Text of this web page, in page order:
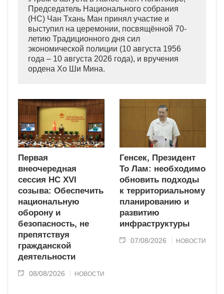
Председатель Национального собрания
(НС) Чан Тхань Ман принял участие и
выступил на церемонии, посвящённой 70-
летию Традиционного дня сил
экономической полиции (10 августа 1956
года – 10 августа 2026 года), и вручения
ордена Хо Ши Мина.
Первая
внеочередная
сессия НС XVI
созыва: Обеспечить
национальную
оборону и
безопасность, не
препятствуя
гражданской
деятельности
08/08/2026 НОВОСТИ
Генсек, Президент
То Лам: необходимо
обновить подходы
к территориальному
планированию и
развитию
инфраструктуры
07/08/2026 НОВОСТИ